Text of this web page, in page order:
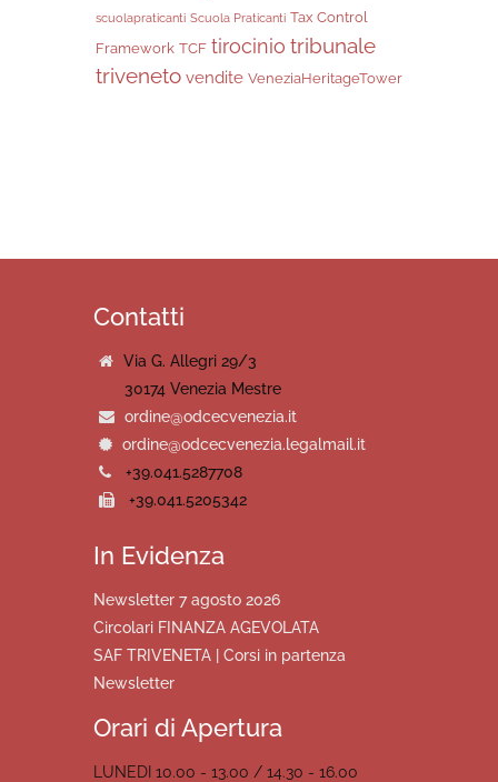
scuolapraticanti Scuola Praticanti Tax Control
Framework TCF tirocinio tribunale
triveneto vendite VeneziaHeritageTower
Contatti
Via G. Allegri 29/3
30174 Venezia Mestre
ordine@odcecvenezia.it
ordine@odcecvenezia.legalmail.it
+39.041.5287708
+39.041.5205342
In Evidenza
Newsletter 7 agosto 2026
Circolari FINANZA AGEVOLATA
SAF TRIVENETA | Corsi in partenza
Newsletter
Orari di Apertura
LUNEDI 10.00 - 13.00 / 14.30 - 16.00